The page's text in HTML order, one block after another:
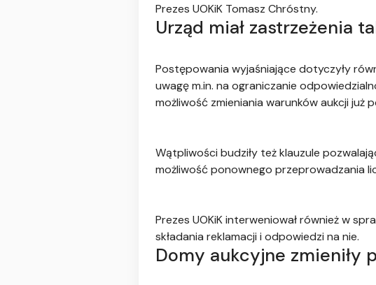
Prezes UOKiK Tomasz Chróstny.
Urząd miał zastrzeżenia
Postępowania wyjaśniające dotyczyły
uwagę m.in. na ograniczanie
możliwość zmieniania warunków aukcji już
Wątpliwości budziły też klauzule
możliwość ponownego przeprowadzania
Prezes UOKiK interweniował również w
składania reklamacji i odpowiedzi na nie.
Domy aukcyjne zmieniły